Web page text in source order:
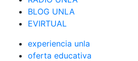
BLOG UNLA
EVIRTUAL
experiencia unla
oferta educativa